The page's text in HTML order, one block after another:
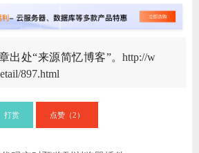
出处“来源简忆博客”。http://w
897.html
打赏 点赞（2 ）